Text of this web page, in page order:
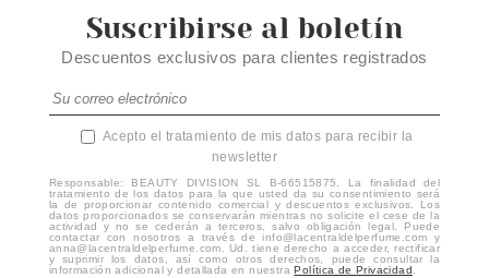
Suscribirse al boletín
Descuentos exclusivos para clientes registrados
Acepto el tratamiento de mis datos para recibir la
newsletter
Responsable: BEAUTY DIVISION SL B-66515875. La finalidad del
tratamiento de los datos para la que usted da su consentimiento será
la de proporcionar contenido comercial y descuentos exclusivos. Los
datos proporcionados se conservarán mientras no solicite el cese de la
actividad y no se cederán a terceros, salvo obligación legal. Puede
contactar con nosotros a través de info@lacentraldelperfume.com y
anna@lacentraldelperfume.com. Ud. tiene derecho a acceder, rectificar
y suprimir los datos, así como otros derechos, puede consultar la
información adicional y detallada en nuestraPolítica de Privacidad